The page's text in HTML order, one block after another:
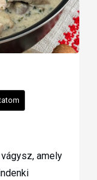
amely